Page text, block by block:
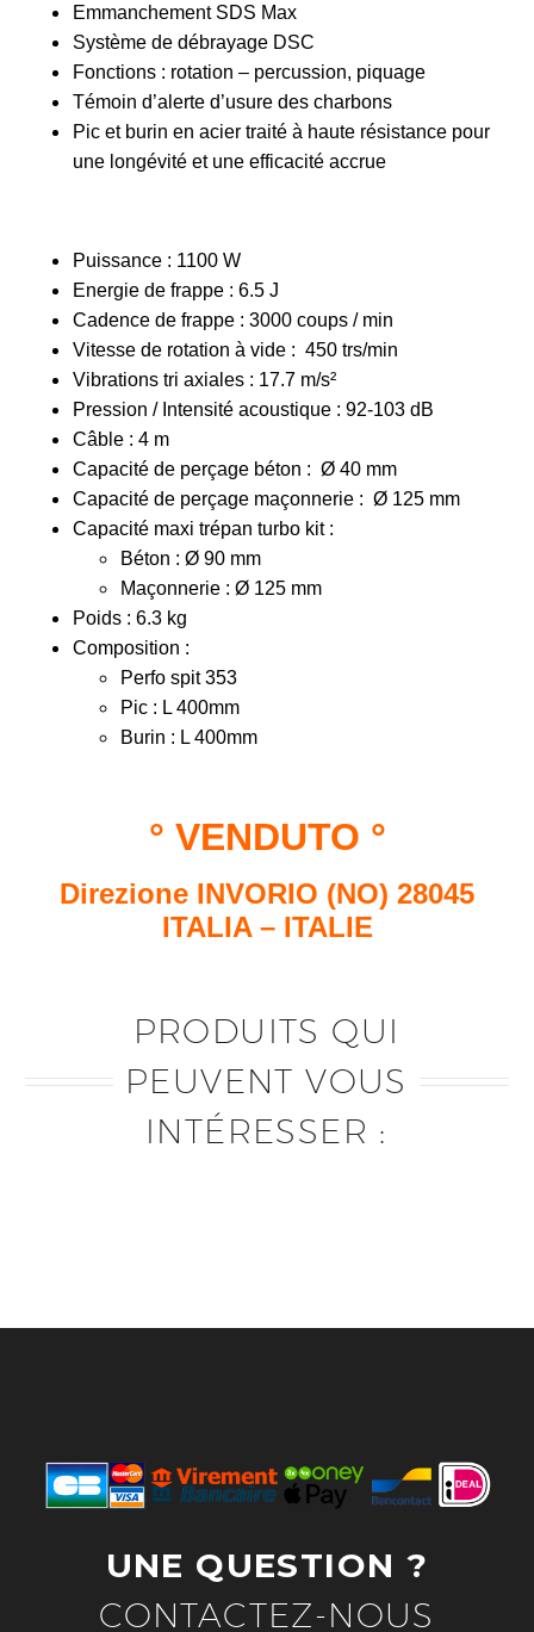
Emmanchement SDS Max
Système de débrayage DSC
Fonctions : rotation – percussion, piquage
Témoin d’alerte d’usure des charbons
Pic et burin en acier traité à haute résistance pour
une longévité et une efficacité accrue
Puissance : 1100 W
Energie de frappe : 6.5 J
Cadence de frappe : 3000 coups / min
Vitesse de rotation à vide : 450 trs/min
Vibrations tri axiales : 17.7 m/s²
Pression / Intensité acoustique : 92-103 dB
Câble : 4 m
Capacité de perçage béton : Ø 40 mm
Capacité de perçage maçonnerie : Ø 125 mm
Capacité maxi trépan turbo kit :
Béton : Ø 90 mm
Maçonnerie : Ø 125 mm
Poids : 6.3 kg
Composition :
Perfo spit 353
Pic : L 400mm
Burin : L 400mm
° VENDUTO °
Direzione INVORIO (NO) 28045
ITALIA – ITALIE
PRODUITS QUI
PEUVENT VOUS
INTÉRESSER :
UNE QUESTION ?
CONTACTEZ-NOUS